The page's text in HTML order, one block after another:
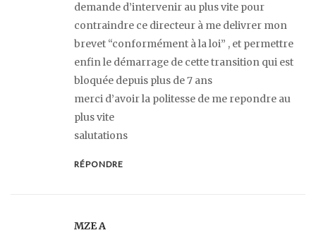
demande d’intervenir au plus vite pour
contraindre ce directeur à me delivrer mon
brevet “conformément à la loi” , et permettre
enfin le démarrage de cette transition qui est
bloquée depuis plus de 7 ans
merci d’avoir la politesse de me repondre au
plus vite
salutations
RÉPONDRE
MZE A